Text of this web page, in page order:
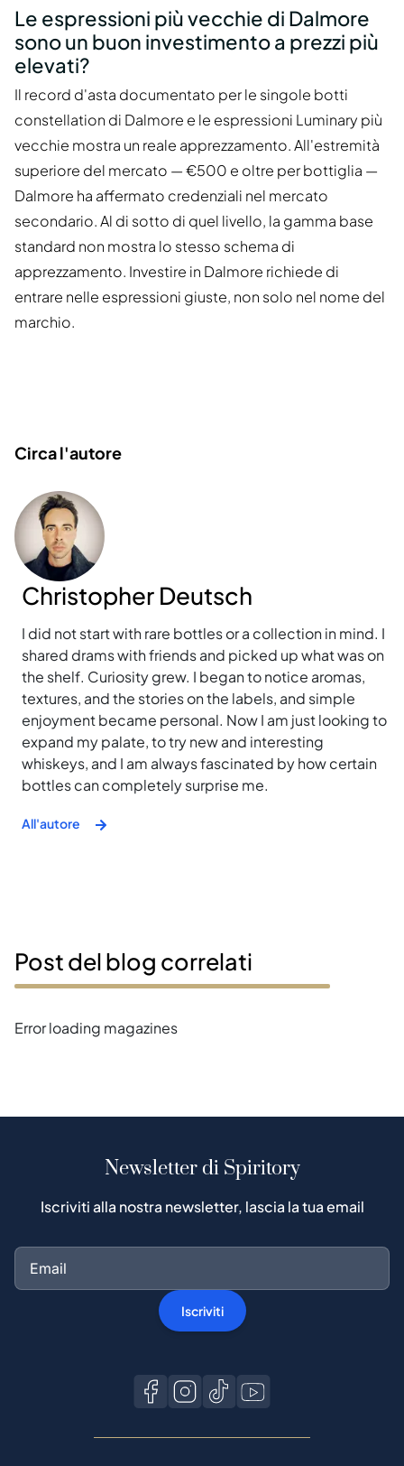
Le espressioni più vecchie di Dalmore
sono un buon investimento a prezzi più
elevati?
Il record d'asta documentato per le singole botti
constellation di Dalmore e le espressioni Luminary più
vecchie mostra un reale apprezzamento. All'estremità
superiore del mercato — €500 e oltre per bottiglia —
Dalmore ha affermato credenziali nel mercato
secondario. Al di sotto di quel livello, la gamma base
standard non mostra lo stesso schema di
apprezzamento. Investire in Dalmore richiede di
entrare nelle espressioni giuste, non solo nel nome del
marchio.
Circa l'autore
Christopher Deutsch
I did not start with rare bottles or a collection in mind. I
shared drams with friends and picked up what was on
the shelf. Curiosity grew. I began to notice aromas,
textures, and the stories on the labels, and simple
enjoyment became personal. Now I am just looking to
expand my palate, to try new and interesting
whiskeys, and I am always fascinated by how certain
bottles can completely surprise me.
All'autore
Post del blog correlati
Error loading magazines
Newsletter di Spiritory
Iscriviti alla nostra newsletter, lascia la tua email
Iscriviti